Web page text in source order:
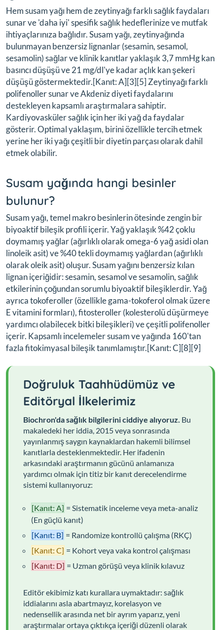
Hem susam yağı hem de zeytinyağı farklı sağlık faydaları
sunar ve 'daha iyi' spesifik sağlık hedeflerinize ve mutfak
ihtiyaçlarınıza bağlıdır. Susam yağı, zeytinyağında
bulunmayan benzersiz lignanlar (sesamin, sesamol,
sesamolin) sağlar ve klinik kanıtlar yaklaşık 3,7 mmHg kan
basıncı düşüşü ve 21 mg/dl'ye kadar açlık kan şekeri
düşüşü göstermektedir.[Kanıt: A][3][5] Zeytinyağı farklı
polifenoller sunar ve Akdeniz diyeti faydalarını
destekleyen kapsamlı araştırmalara sahiptir.
Kardiyovasküler sağlık için her iki yağ da faydalar
gösterir. Optimal yaklaşım, birini özellikle tercih etmek
yerine her iki yağı çeşitli bir diyetin parçası olarak dahil
etmek olabilir.
Susam yağında hangi besinler
bulunur?
Susam yağı, temel makro besinlerin ötesinde zengin bir
biyoaktif bileşik profili içerir. Yağ yaklaşık %42 çoklu
doymamış yağlar (ağırlıklı olarak omega-6 yağ asidi olan
linoleik asit) ve %40 tekli doymamış yağlardan (ağırlıklı
olarak oleik asit) oluşur. Susam yağını benzersiz kılan
lignan içeriğidir: sesamin, sesamol ve sesamolin, sağlık
etkilerinin çoğundan sorumlu biyoaktif bileşiklerdir. Yağ
ayrıca tokoferoller (özellikle gama-tokoferol olmak üzere
E vitamini formları), fitosteroller (kolesterolü düşürmeye
yardımcı olabilecek bitki bileşikleri) ve çeşitli polifenoller
içerir. Kapsamlı incelemeler susam ve yağında 160'tan
fazla fitokimyasal bileşik tanımlamıştır.[Kanıt: C][8][9]
Doğruluk Taahhüdümüz ve
Editöryal İlkelerimiz
Biochron'da sağlık bilgilerini ciddiye alıyoruz. Bu
makaledeki her iddia, 2015 veya sonrasında
yayınlanmış saygın kaynaklardan hakemli bilimsel
kanıtlarla desteklenmektedir. Her ifadenin
arkasındaki araştırmanın gücünü anlamanıza
yardımcı olmak için titiz bir kanıt derecelendirme
sistemi kullanıyoruz:
[Kanıt: A] = Sistematik inceleme veya meta-analiz
(En güçlü kanıt)
[Kanıt: B] = Randomize kontrollü çalışma (RKÇ)
[Kanıt: C] = Kohort veya vaka kontrol çalışması
[Kanıt: D] = Uzman görüşü veya klinik kılavuz
Editör ekibimiz katı kurallara uymaktadır: sağlık
iddialarını asla abartmayız, korelasyon ve
nedensellik arasında net bir ayrım yaparız, yeni
araştırmalar ortaya çıktıkça içeriği düzenli olarak